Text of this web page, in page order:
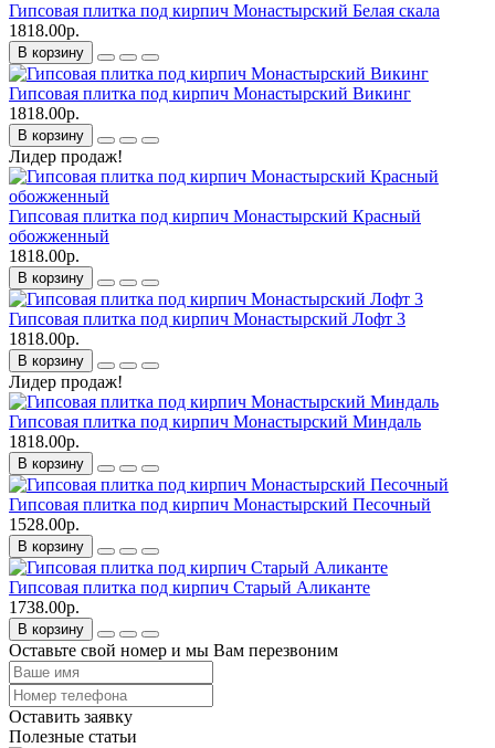
Гипсовая плитка под кирпич Монастырский Белая скала
1818.00р.
В корзину
Гипсовая плитка под кирпич Монастырский Викинг
1818.00р.
В корзину
Лидер продаж!
Гипсовая плитка под кирпич Монастырский Красный
обожженный
1818.00р.
В корзину
Гипсовая плитка под кирпич Монастырский Лофт 3
1818.00р.
В корзину
Лидер продаж!
Гипсовая плитка под кирпич Монастырский Миндаль
1818.00р.
В корзину
Гипсовая плитка под кирпич Монастырский Песочный
1528.00р.
В корзину
Гипсовая плитка под кирпич Старый Аликанте
1738.00р.
В корзину
Оставьте свой номер и мы Вам перезвоним
Оставить заявку
Полезные статьи